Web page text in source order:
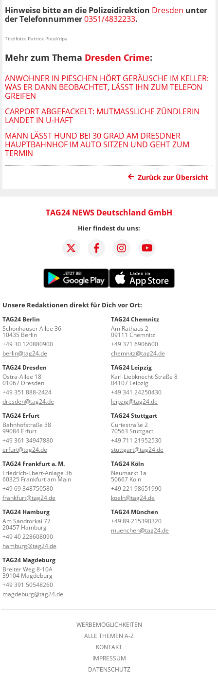
Hinweise bitte an die Polizeidirektion Dresden unter
der Telefonnummer0351/4832233.
Titelfoto: Patrick Pleul/dpa
Mehr zum Thema Dresden Crime:
ANWOHNER IN PIESCHEN HÖRT GERÄUSCHE IM KELLER:
WAS ER DANN BEOBACHTET, LÄSST IHN ZUM TELEFON
GREIFEN
CARPORT ABGEFACKELT: MUTMASSLICHE ZÜNDLERIN L
ANDET IN U-HAFT
MANN LÄSST HUND BEI 30 GRAD AM DRESDNER
HAUPTBAHNHOF IM AUTO SITZEN UND GEHT ZUM
TERMIN
Zurück zur Übersicht
TAG24 NEWS Deutschland GmbH
Hier findest du uns:
Unsere Redaktionen direkt für Dich vor Ort:
TAG24 Berlin
Schönhauser Allee 36
10435 Berlin
+49 30 120880900
berlin@tag24.de
TAG24 Chemnitz
Am Rathaus 2
09111 Chemnitz
+49 371 6906600
chemnitz@tag24.de
TAG24 Dresden
Ostra-Allee 18
01067 Dresden
+49 351 888-2424
dresden@tag24.de
TAG24 Leipzig
Karl-Liebknecht-Straße 8
04107 Leipzig
+49 341 24250430
leipzig@tag24.de
TAG24 Erfurt
Bahnhofstraße 38
99084 Erfurt
+49 361 34947880
erfurt@tag24.de
TAG24 Stuttgart
Curiestraße 2
70563 Stuttgart
+49 711 21952530
stuttgart@tag24.de
TAG24 Frankfurt a. M.
Friedrich-Ebert-Anlage 36
60325 Frankfurt am Main
+49 69 348750580
frankfurt@tag24.de
TAG24 Köln
Neumarkt 1a
50667 Köln
+49 221 98651990
koeln@tag24.de
TAG24 Hamburg
Am Sandtorkai 77
20457 Hamburg
+49 40 228608090
hamburg@tag24.de
TAG24 München
+49 89 215390320
muenchen@tag24.de
TAG24 Magdeburg
Breiter Weg 8-10A
39104 Magdeburg
+49 391 50548260
magdeburg@tag24.de
WERBEMÖGLICHKEITEN
ALLE THEMEN A-Z
KONTAKT
IMPRESSUM
DATENSCHUTZ